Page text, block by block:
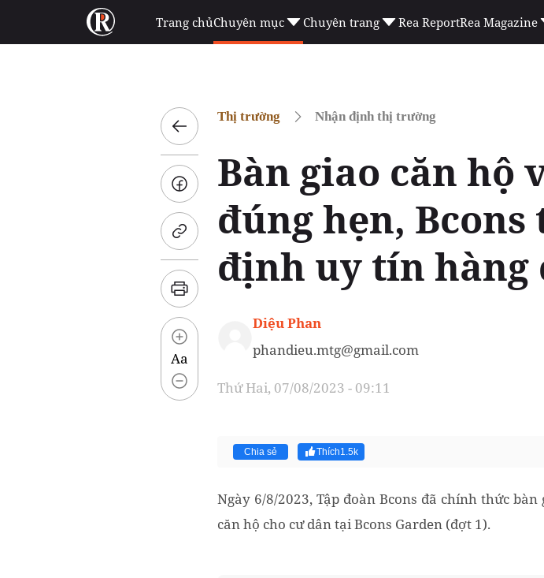
Trang chủChuyên mục Chuyên trang Rea ReportRea Magazine
Aa
Thị trường Nhận định thị trường
Bàn giao căn hộ
đúng hẹn,
định uy tín hàng
Diệu Phan
phandieu.mtg@gmail.com
Thứ Hai, 07/08/2023 - 09:11
Chia sẻ Thích1.5k
Ngày 6/8/2023, Tập đoàn Bcons đã chính thức
căn hộ cho cư dân tại Bcons Garden (đợt 1).